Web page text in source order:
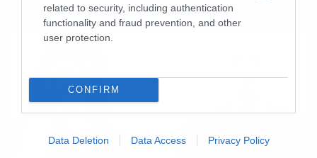
related to security, including authentication
functionality and fraud prevention, and other
user protection.
CONFIRM
Data Deletion Data Access Privacy Policy